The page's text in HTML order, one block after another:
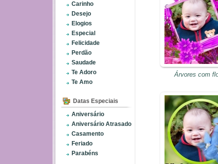
Carinho
Desejo
Elogios
Especial
Felicidade
Perdão
Saudade
Te Adoro
Te Amo
Datas Especiais
Aniversário
Aniversário Atrasado
Casamento
Feriado
Parabéns
Árvores com